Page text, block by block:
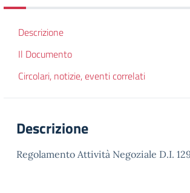
Descrizione
Il Documento
Circolari, notizie, eventi correlati
Descrizione
Regolamento Attività Negoziale D.I.